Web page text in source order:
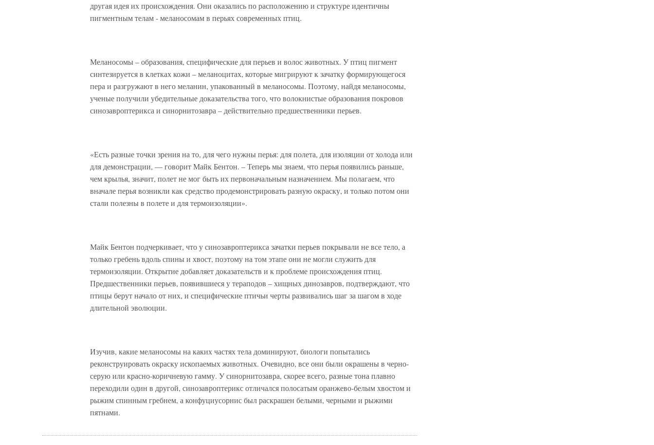
другая идея их происхождения. Они оказались по расположению и структуре идентичны
пигментным телам - меланосомам в перьях современных птиц.
Меланосомы – образования, специфические для перьев и волос животных. У птиц пигмент
синтезируется в клетках кожи – меланоцитах, которые мигрируют к зачатку формирующегося
пера и разгружают в него меланин, упакованный в меланосомы. Поэтому, найдя меланосомы,
ученые получили убедительные доказательства того, что волокнистые образования покровов
синозавроптерикса и синорнитозавра – действительно предшественники перьев.
«Есть разные точки зрения на то, для чего нужны перья: для полета, для изоляции от холода или
для демонстрации, — говорит Майк Бентон. – Теперь мы знаем, что перья появились раньше,
чем крылья, значит, полет не мог быть их первоначальным назначением. Мы полагаем, что
вначале перья возникли как средство продемонстрировать разную окраску, и только потом они
стали полезны в полете и для термоизоляции».
Майк Бентон подчеркивает, что у синозавроптерикса зачатки перьев покрывали не все тело, а
только гребень вдоль спины и хвост, поэтому на том этапе они не могли служить для
термоизоляции. Открытие добавляет доказательств и к проблеме происхождения птиц.
Предшественники перьев, появившиеся у тераподов – хищных динозавров, подтверждают, что
птицы берут начало от них, и специфические птичьи черты развивались шаг за шагом в ходе
длительной эволюции.
Изучив, какие меланосомы на каких частях тела доминируют, биологи попытались
реконструировать окраску ископаемых животных. Очевидно, все они были окрашены в черно-
серую или красно-коричневую гамму. У синорнитозавра, скорее всего, разные тона плавно
переходили один в другой, синозавроптерикс отличался полосатым оранжево-белым хвостом и
рыжим спинным гребнем, а конфуциусорнис был раскрашен белыми, черными и рыжими
пятнами.